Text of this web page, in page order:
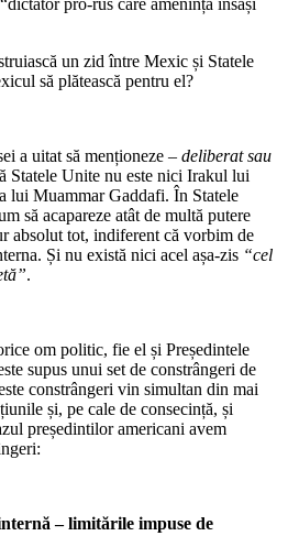
pro-rus care amenință însăși
un zid între Mexic și Statele
să plătească pentru el?
a uitat să menționeze – deliberat sau
Statele Unite nu este nici Irakul lui
lui Muammar Gaddafi. În Statele
să acapareze atât de multă putere
absolut tot, indiferent că vorbim de
Și nu există nici acel așa-zis “cel
.
om politic, fie el și Președintele
supus unui set de constrângeri de
constrângeri vin simultan din mai
și, pe cale de consecință, și
președintilor americani avem
– limitările impuse de